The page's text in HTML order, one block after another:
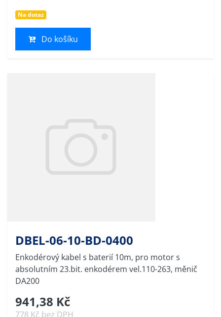
Na dotaz
Do košíku
DBEL-06-10-BD-0400
Enkodérový kabel s baterií 10m, pro motor s
absolutním 23.bit. enkodérem vel.110-263, měnič
DA200
941,38 Kč
778 Kč bez DPH